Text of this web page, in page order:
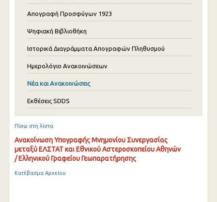
Απογραφή Προσφύγων 1923
Ψηφιακή Βιβλιοθήκη
Ιστορικά Διαγράμματα Απογραφών Πληθυσμού
Ημερολόγιο Ανακοινώσεων
Νέα και Ανακοινώσεις
Εκθέσεις SDDS
Πίσω στη λίστα
Ανακοίνωση Υπογραφής Μνημονίου Συνεργασίας
μεταξύ ΕΛΣΤΑΤ και Εθνικού Αστεροσκοπείου Αθηνών
/ Ελληνικού Γραφείου Γεωπαρατήρησης
Κατέβασμα Αρχείου